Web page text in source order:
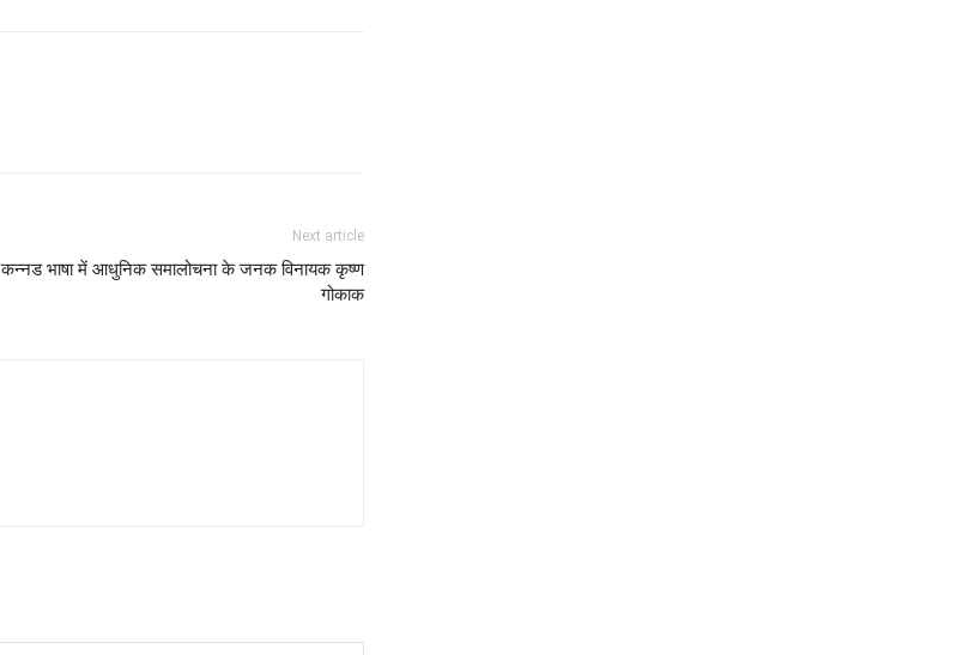
Next article
कन्नड भाषा में आधुनिक समालोचना के जनक विनायक कृष्ण
गोकाक